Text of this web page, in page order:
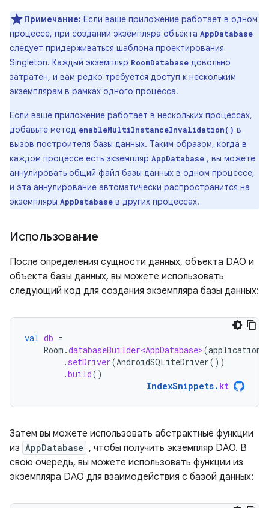
Примечание: Если ваше приложение работает в одном
процессе, при создании экземпляра объекта AppDatabase
следует придерживаться шаблона проектирования
Singleton. Каждый экземпляр RoomDatabase довольно
затратен, и вам редко требуется доступ к нескольким
экземплярам в рамках одного процесса.
Если ваше приложение работает в нескольких процессах,
добавьте метод enableMultiInstanceInvalidation() в
вызов построителя базы данных. Таким образом, когда в
каждом процессе есть экземпляр AppDatabase , вы можете
аннулировать общий файл базы данных в одном процессе,
и эта аннулирование автоматически распространится на
экземпляры AppDatabase в других процессах.
Использование
После определения сущности данных, объекта DAO и
объекта базы данных, вы можете использовать
следующий код для создания экземпляра базы данных:
val db =
Room .databaseBuilder<AppDatabase>(
. setDriver(AndroidSQLiteDriver())
.build()
IndexSnippets. kt
Затем вы можете использовать абстрактные функции
из AppDatabase , чтобы получить экземпляр DAO. В
свою очередь, вы можете использовать функции из
экземпляра DAO для взаимодействия с базой данных: